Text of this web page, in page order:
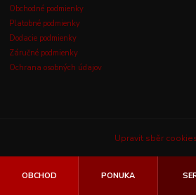
Obchodné podmienky
Platobné podmienky
Dodacie podmienky
Záručné podmienky
Ochrana osobných údajov
OBCHOD PONUKA
Upravit sběr
© 2003-2026 GASTROLUX, s.r.o.